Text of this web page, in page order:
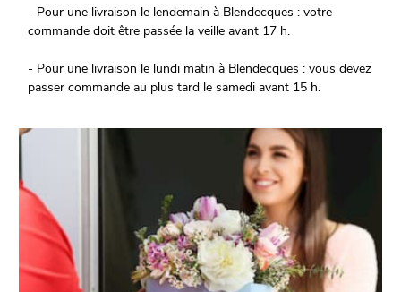
- Pour une livraison le lendemain à Blendecques : votre
commande doit être passée la veille avant 17 h.
- Pour une livraison le lundi matin à Blendecques : vous devez
passer commande au plus tard le samedi avant 15 h.